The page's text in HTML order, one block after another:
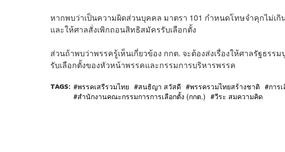
หากพบว่าเป็นความผิดส่วนบุคคล มาตรา 101 กำหนดโทษจำคุกไม่เกิ
และให้ศาลสั่งเพิกถอนสิทธิสมัครรับเลือกตั้ง
ส่วนถ้าพบว่าพรรครู้เห็นเกี่ยวข้อง กกต. จะต้องส่งเรื่องให้ศาลรัฐธร
รับเลือกตั้งของหัวหน้าพรรคและกรรมการบริหารพรรค
TAGS: พรรคเสรีรวมไทย สนธิญา สวัสดี พรรครวมไทยสร้างชาติ การ
สำนักงานคณะกรรมการการเลือกตั้ง (กกต.)
วีระ สมความคิด